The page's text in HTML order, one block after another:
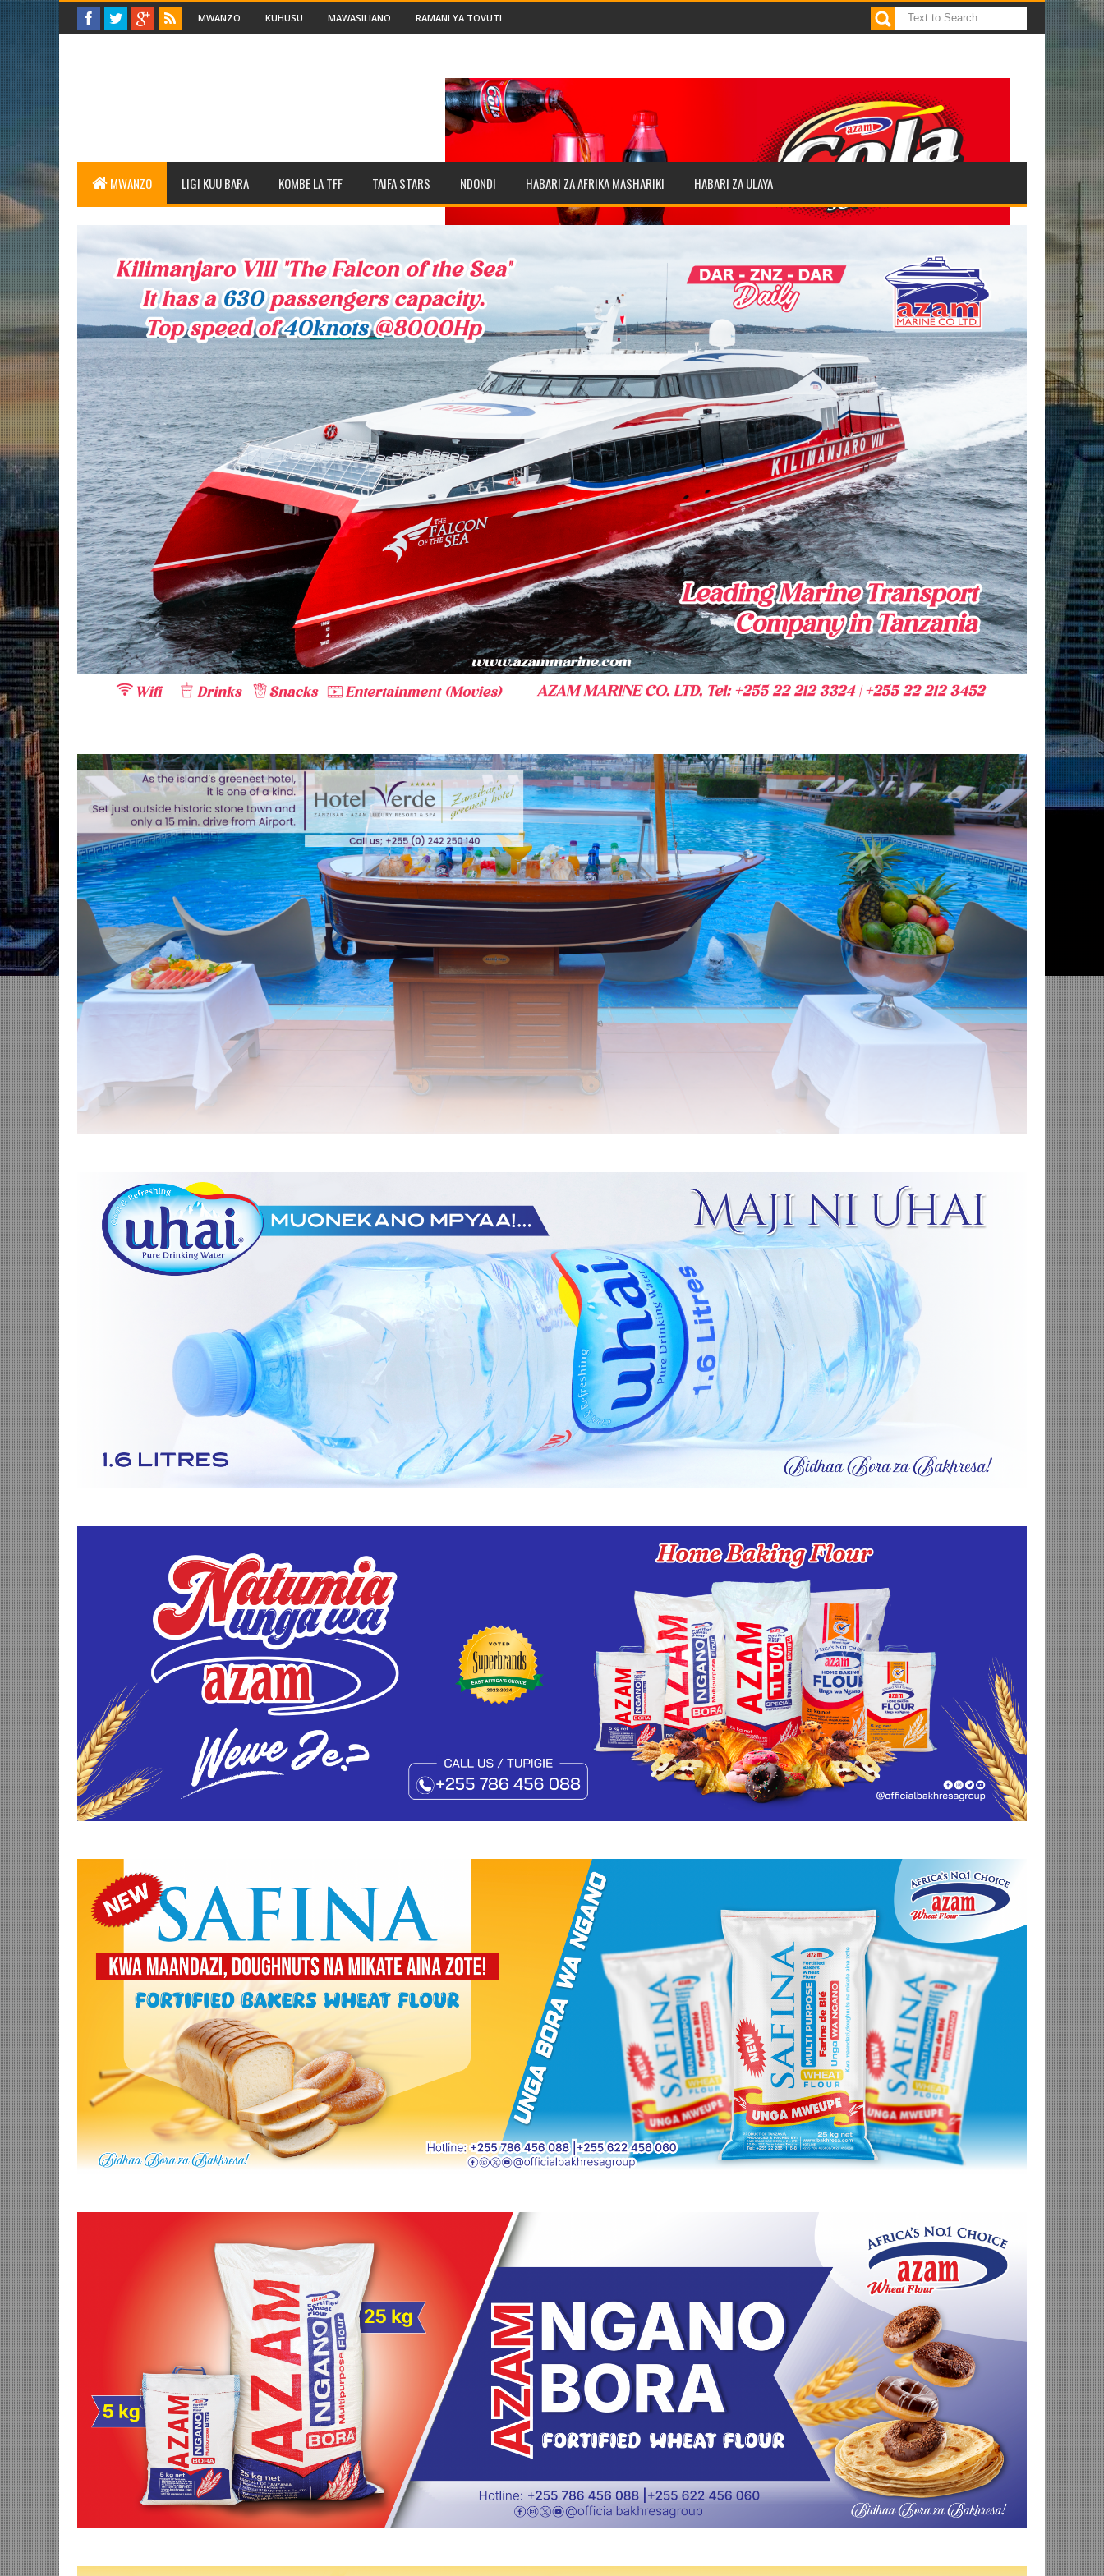
MWANZO KUHUSU MAWASILIANO RAMANI YA TOVUTI
MWANZO LIGI KUU BARA KOMBE LA TFF TAIFA STARS NDONDI HABARI ZA AFRIKA MASHARIKI HABARI ZA ULAYA